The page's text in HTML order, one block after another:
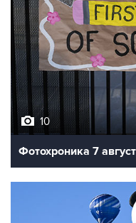
10
Фотохроника 7 августа